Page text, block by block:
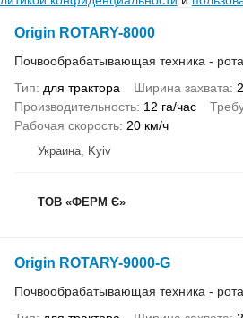
Origin ROTARY-8000
Почвообрабатывающая техника -
Тип
для трактора Ширина захвата
Производительность 12 га/час
Рабочая скорость 20 км/ч
Украина, Kyiv
ТОВ «ФЕРМ Є»
Origin ROTARY-9000-G
Почвообрабатывающая техника -